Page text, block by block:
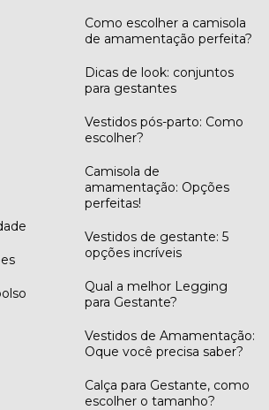
Como escolher a camisola
de amamentação perfeita?
Dicas de look: conjuntos
para gestantes
Vestidos pós-parto: Como
escolher?
Camisola de
amamentação: Opções
perfeitas!
Vestidos de gestante: 5
opções incríveis
Qual a melhor Legging
para Gestante?
Vestidos de Amamentação:
Oque você precisa saber?
Calça para Gestante, como
escolher o tamanho?